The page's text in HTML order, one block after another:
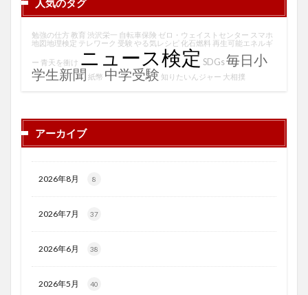
人気のタグ
勉強の仕方 教育 渋沢栄一 自転車保険 ゼロ・ウェイストセンター スマホ
地図地理検定 テレワーク 受験 やる気レシピ 化石燃料 再生可能エネルギ
ー 青天を衝け ニュース検定 SDGs毎日小
学生新聞 紙幣 中学受験 知りたいんジャー 大相撲
アーカイブ
2026年8月 8
2026年7月 37
2026年6月 38
2026年5月 40